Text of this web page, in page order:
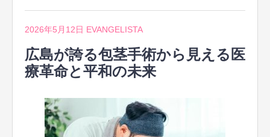
2026年5月12日 EVANGELISTA
広島が誇る包茎手術から見える医
療革命と平和の未来